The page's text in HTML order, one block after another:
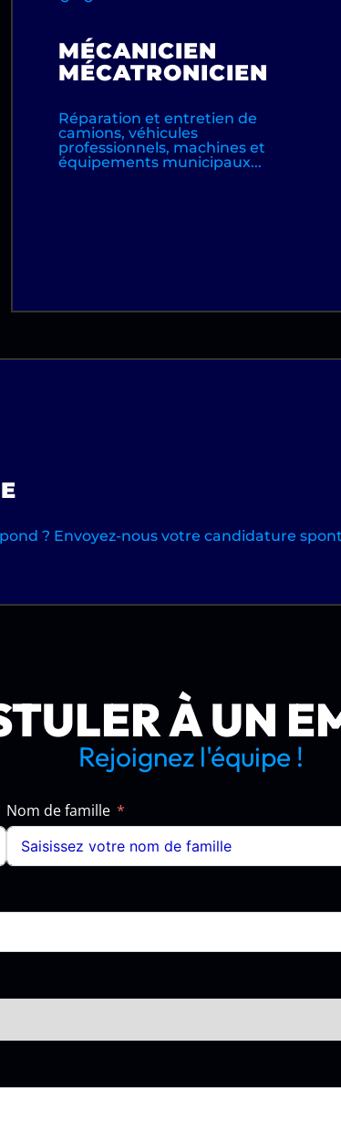
MÉCANICIEN
MÉCATRONICIEN
Réparation et entretien de
camions, véhicules
professionnels, machines et
équipements municipaux...
? Envoyez-nous votre candidature
À UN
Rejoignez l'équipe !
Nom de famille